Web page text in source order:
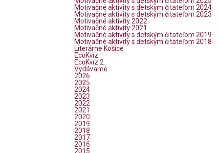
Motivačné aktivity s detským čitateľom 2024
Motivačné aktivity s detským čitateľom 2023
Motivačné aktivity 2022
Motivačné aktivity 2021
Motivačné aktivity s detským čitateľom 2019
Motivačné aktivity s detským čitateľom 2018
Literárne Košice
EcoKvíz
EcoKvíz 2
Vydávame
2026
2025
2024
2023
2022
2021
2020
2019
2018
2017
2016
2015